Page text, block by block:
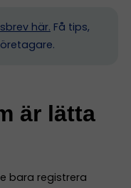
här. Få tips,
är lätta
bara registrera